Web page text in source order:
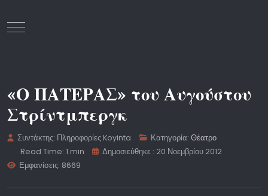
Mobile Menu Toggle
«Ο ΠΑΤΕΡΑΣ» του Αυγούστου
Στρίντμπεργκ
Συντάκτης: Πληροφορίες Koyinta Κατηγορία:Θέατρο
Read Time: 1 min
Δημοσιεύθηκε : 20 Νοεμβρίου 2012
Εμφανίσεις: 8669